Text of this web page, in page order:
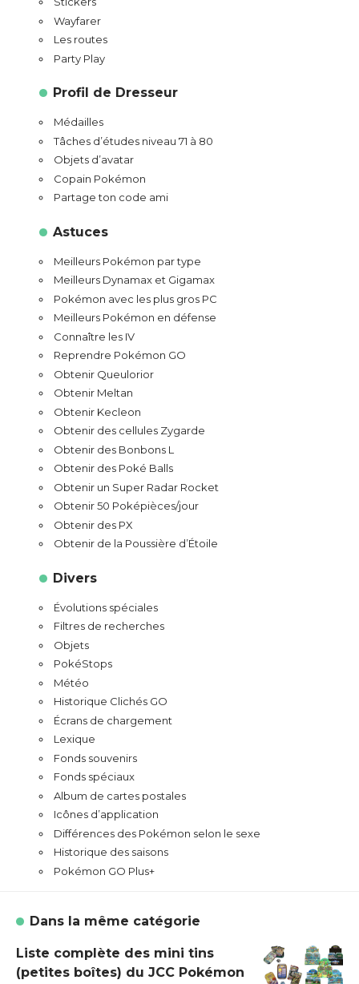
Wayfarer
Les routes
Party Play
Profil de Dresseur
Médailles
Tâches d’études niveau 71 à 80
Objets d’avatar
Copain Pokémon
Partage ton code ami
Astuces
Meilleurs Pokémon par type
Meilleurs Dynamax et Gigamax
Pokémon avec les plus gros PC
Meilleurs Pokémon en défense
Connaître les IV
Reprendre Pokémon GO
Obtenir Queulorior
Obtenir Meltan
Obtenir Kecleon
Obtenir des cellules Zygarde
Obtenir des Bonbons L
Obtenir des Poké Balls
Obtenir un Super Radar Rocket
Obtenir 50 Poképièces/jour
Obtenir des PX
Obtenir de la Poussière d’Étoile
Divers
Évolutions spéciales
Filtres de recherches
Objets
PokéStops
Météo
Historique Clichés GO
Écrans de chargement
Lexique
Fonds souvenirs
Fonds spéciaux
Album de cartes postales
Icônes d’application
Différences des Pokémon selon le sexe
Historique des saisons
Pokémon GO Plus+
Dans la même catégorie
Liste complète des mini tins
(petites boîtes) du JCC Pokémon